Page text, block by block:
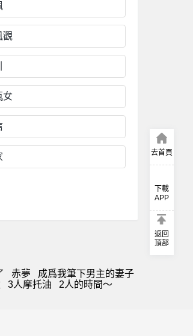
觀
女
赤夢
成爲我筆下男主的妻子
3人摩托油
2人的時間～
去首頁
下載
APP
返回
頂部